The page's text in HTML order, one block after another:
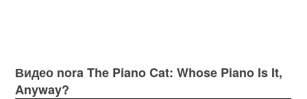
Видео nora The Piano Cat: Whose Piano Is It,
Anyway?